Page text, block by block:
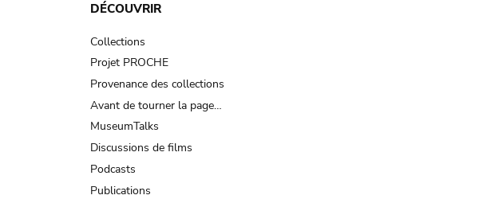
DÉCOUVRIR
Collections
Projet PROCHE
Provenance des collections
Avant de tourner la page…
MuseumTalks
Discussions de films
Podcasts
Publications